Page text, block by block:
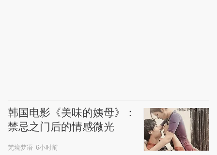
韩国电影《美味的姨母》：
禁忌之门后的情感微光
梵境梦语 6小时前